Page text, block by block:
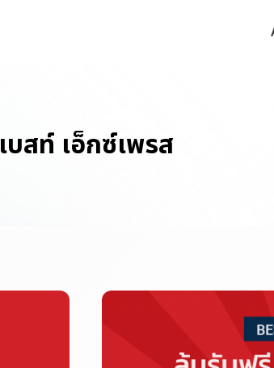
เบสท์ เอ็กซ์เพรส